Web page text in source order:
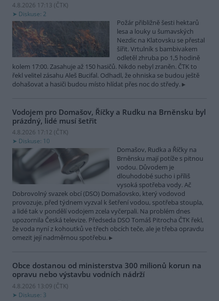
4.8.2026 17:13 (ČTK)
Diskuse: 2
Požár přibližně šesti hektarů
lesa a louky u šumavských
Nezdic na Klatovsku se přestal
šířit. Vrtulník s bambivakem
odletěl zhruba po 1,5 hodině
kolem 17:00. Zasahuje až 150 hasičů. Nikdo nebyl zraněn. ČTK to
řekl velitel zásahu Aleš Bucifal. Odhadl, že ohniska se budou ještě
dohašovat a hasiči budou místo hlídat přes noc do středy.
Vodojem pro Domašov, Říčky a Rudku na Brněnsku byl
prázdný, lidé musí šetřit
4.8.2026 17:12 (ČTK)
Diskuse: 10
Domašov, Rudka a Říčky na
Brněnsku mají potíže s pitnou
vodou. Důvodem je
dlouhodobé sucho i příliš
vysoká spotřeba vody. Ač
Dobrovolný svazek obcí (DSO) Domašovsko, který vodovod
provozuje, před týdnem vyzval k šetření vodou, spotřeba stoupla,
a lidé tak v pondělí vodojem zcela vyčerpali. Na problém dnes
upozornila Česká televize. Předseda DSO Tomáš Pitrocha ČTK řekl,
že voda nyní z kohoutků ve třech obcích teče, ale je třeba opravdu
omezit její nadměrnou spotřebu.
Obce dostanou od ministerstva 300 milionů korun na
opravu nebo výstavbu vodních nádrží
4.8.2026 13:09 (ČTK)
Diskuse: 3